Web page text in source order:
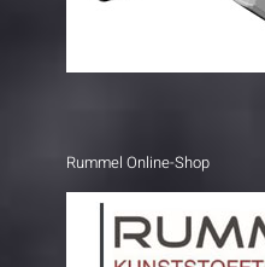
Rummel Online-Shop